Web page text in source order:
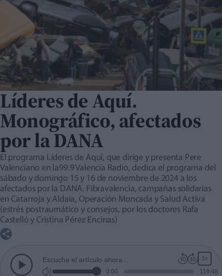
Líderes de Aquí.
Monográfico, afectados
por la DANA
El programa Líderes de Aquí, que dirige y presenta Pere
Valenciano en la99.9 Valencia Radio, dedica el programa del
sábado y domingo 15 y 16 de noviembre de 2024 a los
afectados por la DANA. Fibravalencia, campañas solidarias
en Catarroja y Aldaia, Operación Moncada y Salud Activa
(estrés postraumático y consejos, por los doctores Rafa
Castelló y Cristina Pérez Encinas)
Escucha el artículo ahora… 1x
0:00 119:48